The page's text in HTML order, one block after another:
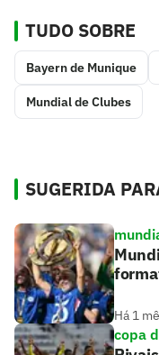
TUDO SOBRE
Bayern de Munique
Mundial de Clubes
SUGERIDA
Há 1
copa